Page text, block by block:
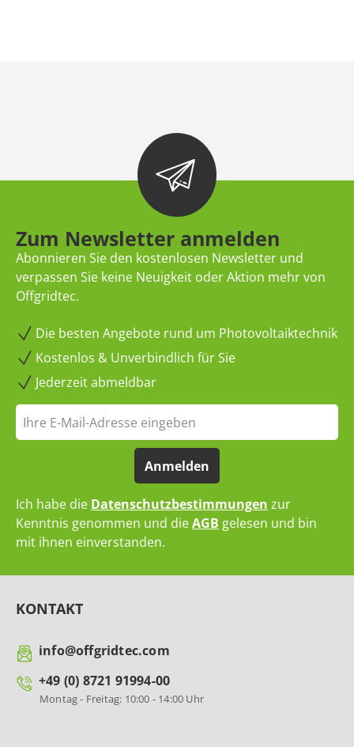
Zum Newsletter anmelden
Abonnieren Sie den kostenlosen Newsletter und
verpassen Sie keine Neuigkeit oder Aktion mehr von
Offgridtec.
Die besten Angebote rund um Photovoltaiktechnik
Kostenlos & Unverbindlich für Sie
Jederzeit abmeldbar
Anmelden
Ich habe die Datenschutzbestimmungen zur
Kenntnis genommen und dieAGB gelesen und bin
mit ihnen einverstanden.
KONTAKT
info@offgridtec.com
+49 (0) 8721 91994-00
Montag - Freitag: 10:00 - 14:00 Uhr